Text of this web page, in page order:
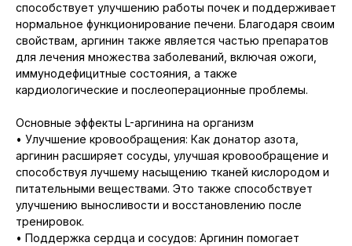
способствует улучшению работы почек и поддерживает
нормальное функционирование печени. Благодаря своим
свойствам, аргинин также является частью препаратов
для лечения множества заболеваний, включая ожоги,
иммунодефицитные состояния, а также
кардиологические и послеоперационные проблемы.
Основные эффекты L-аргинина на организм
• Улучшение кровообращения: Как донатор азота,
аргинин расширяет сосуды, улучшая кровообращение и
способствуя лучшему насыщению тканей кислородом и
питательными веществами. Это также способствует
улучшению выносливости и восстановлению после
тренировок.
• Поддержка сердца и сосудов: Аргинин помогает